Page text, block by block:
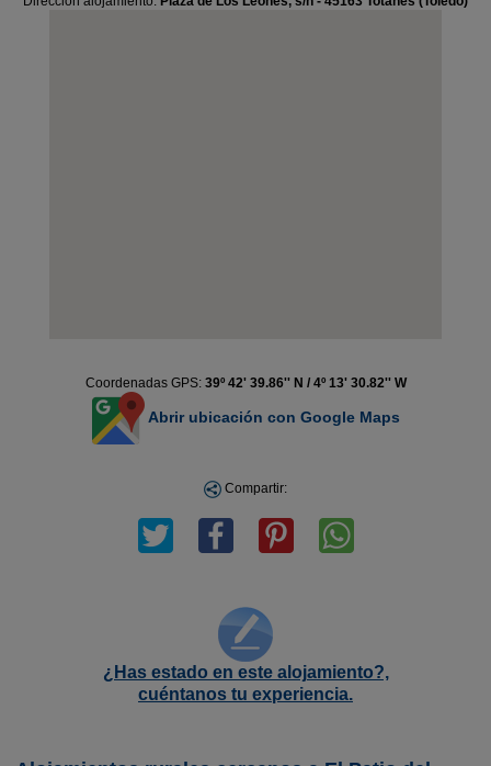
Coordenadas GPS: 39º 42' 39.86'' N / 4º 13' 30.82'' W
Abrir ubicación con Google Maps
Compartir:
¿Has estado en este alojamiento?,
cuéntanos tu experiencia.